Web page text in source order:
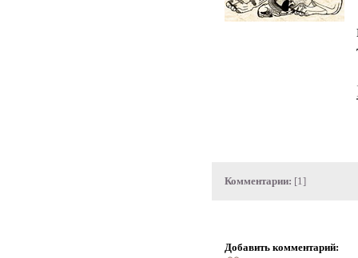
Комментарии: [1]
Добавить комментарий: